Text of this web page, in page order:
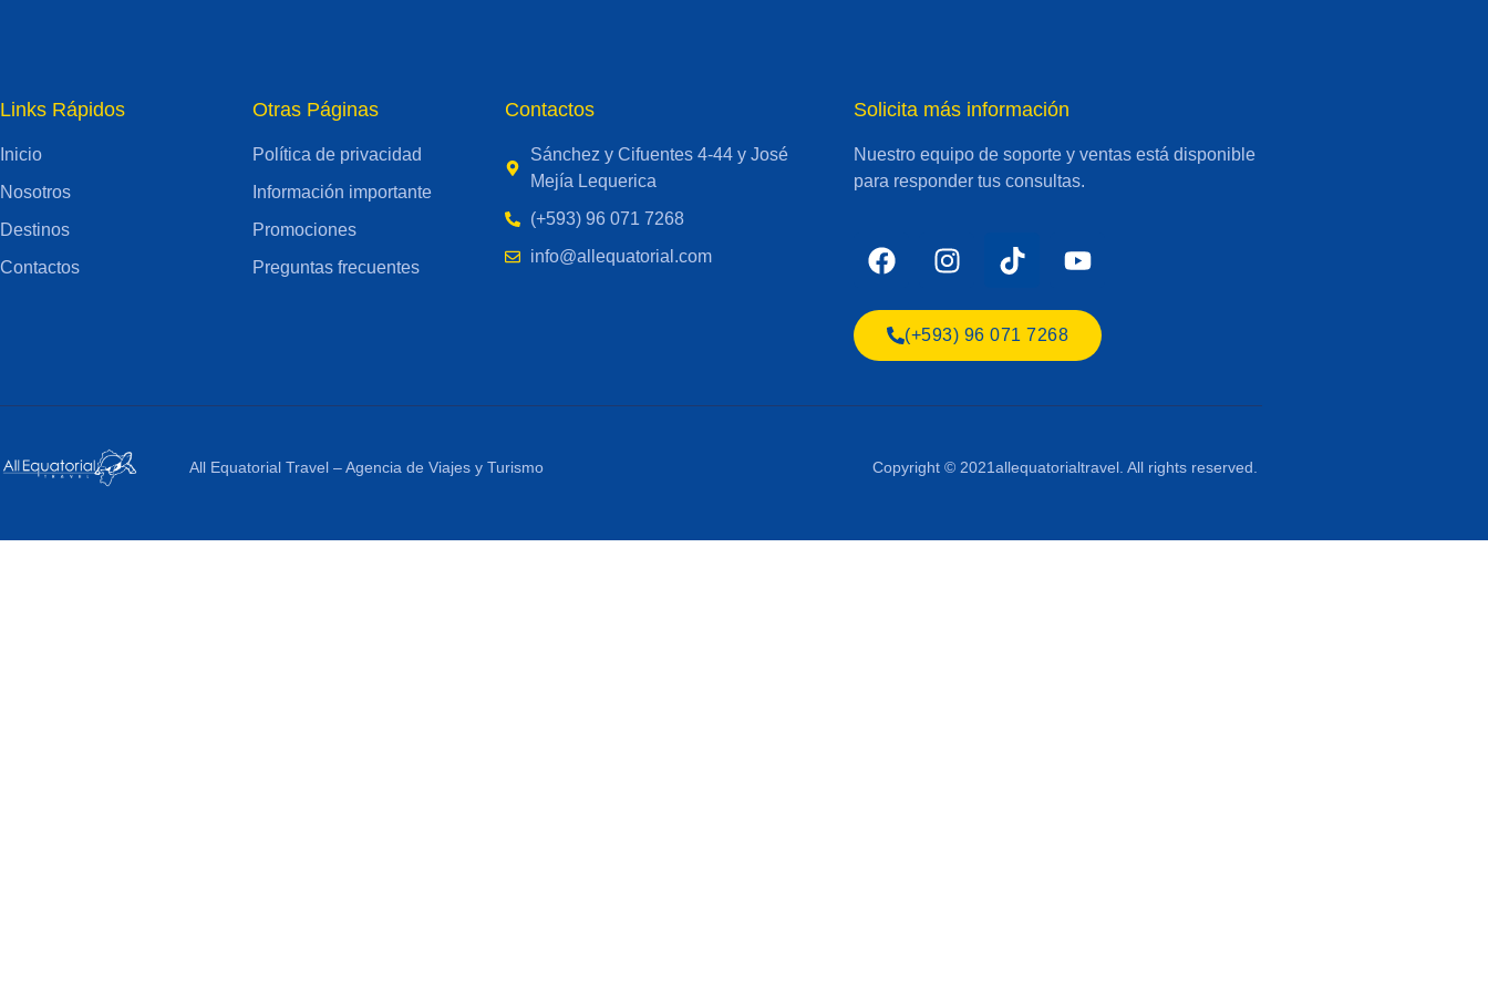
Links Rápidos
Inicio
Nosotros
Destinos
Contactos
Otras Páginas
Política de privacidad
Información importante
Promociones
Preguntas frecuentes
Contactos
Sánchez y Cifuentes 4-44 y José
Mejía Lequerica
(+593) 96 071 7268
info@allequatorial.com
Solicita más información
Nuestro equipo de soporte y ventas está disponible
para responder tus consultas.
(+593) 96 071 7268
All Equatorial Travel – Agencia de Viajes y Turismo Copyright © 2021allequatorialtravel. All rights reserved.